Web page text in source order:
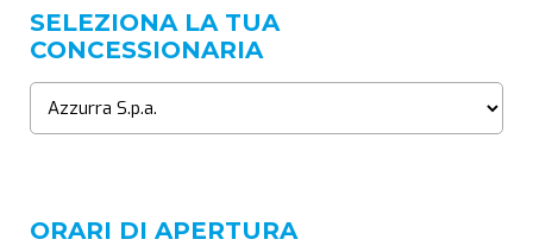
SELEZIONA LA TUA
CONCESSIONARIA
ORARI DI APERTURA